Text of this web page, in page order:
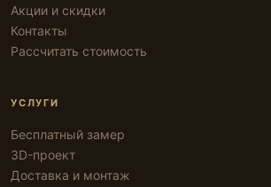
Акции и скидки
Контакты
Рассчитать стоимость
УСЛУГИ
Бесплатный замер
3D-проект
Доставка и монтаж